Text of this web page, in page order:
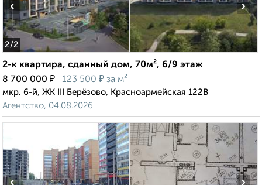
2/2
‹ ›
2-к квартира, сданный дом, 70м², 6/9 этаж
8 700 000 ₽ 123 500 ₽ за м²
мкр. 6-й, ЖК III Берёзово, Красноармейская 122В
Агентство, 04.08.2026